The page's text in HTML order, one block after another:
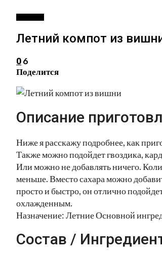
Летний компот из
0 6
Поделится
Описание
Ниже я расскажу подробнее, как
Также можно подойдет гвоздика,
Или можно не добавлять ничего.
меньше. Вместо сахара можно
просто и быстро, он отлично
охлажденным.
Назначение: Летние Основной
Состав /